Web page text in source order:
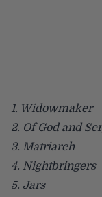
1. Widowmaker
2. Of God and
3. Matriarch
4. Nightbringers
5. Jars